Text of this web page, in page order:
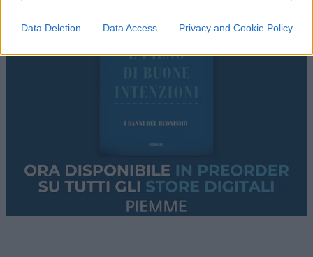
Data Deletion Data Access Privacy and Cookie Policy